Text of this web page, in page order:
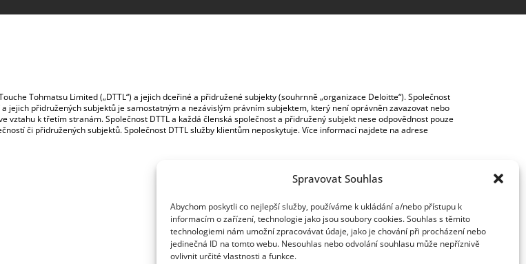
Spravovat Souhlas
Abychom poskytli co nejlepší služby, používáme k ukládání a/nebo přístupu k
informacím o zařízení, technologie jako jsou soubory cookies. Souhlas s těmito
technologiemi nám umožní zpracovávat údaje, jako je chování při procházení nebo
jedinečná ID na tomto webu. Nesouhlas nebo odvolání souhlasu může nepříznivě
ovlivnit určité vlastnosti a funkce.
Tohmatsu Limited („DTTL“) a jejich dceřiné a přidružené subjekty (souhrnně „organizace Deloitte“). Společnost
jejich přidružených subjektů je samostatným a nezávislým právním subjektem, který není oprávněn zavazovat nebo
k třetím stranám. Společnost DTTL a každá členská společnost a přidružený subjekt nese odpovědnost pouze
či přidružených subjektů. Společnost DTTL služby klientům neposkytuje. Více informací najdete na adrese